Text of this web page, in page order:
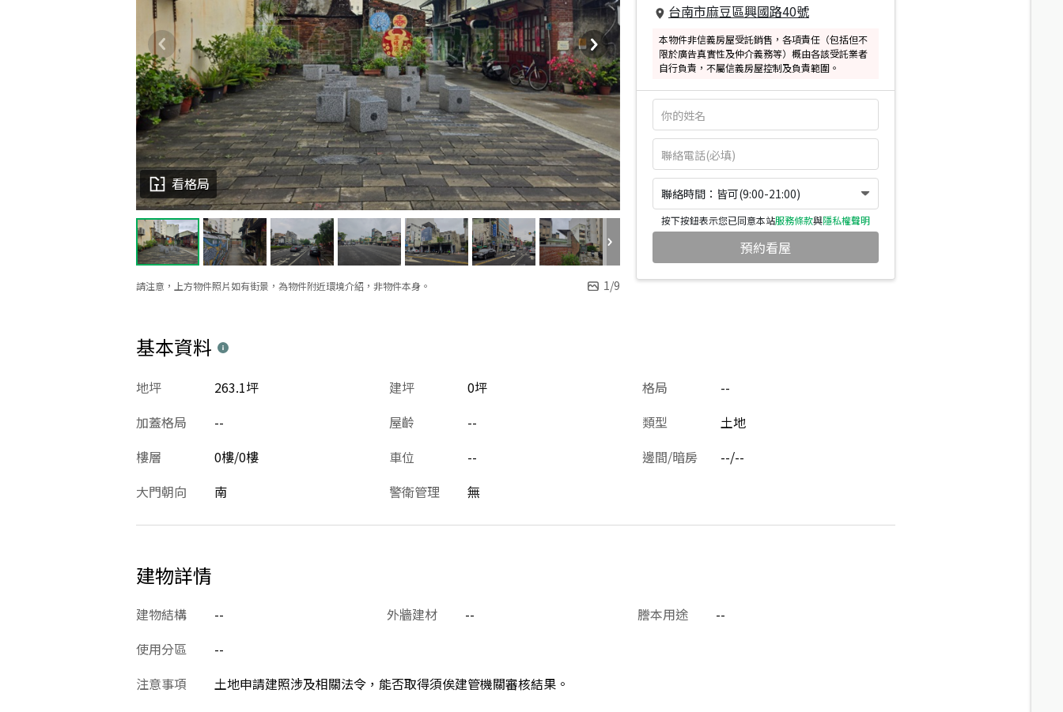
請注意，上方物件照片如有街景，為物件附近環境介紹，非物件本身。 1/9
看格局
台南市麻豆區興國路40號
本物件非信義房屋受託銷售，各項責任（包括但不
限於廣告真實性及仲介義務等）概由各該受託業者
自行負責，不屬信義房屋控制及負責範圍。
聯絡時間：皆可(9:00-21:00)
按下按鈕表示您已同意本站服務條款與隱私權聲明
預約看屋
基本資料
建坪 0坪
地坪 263.1坪 格局
--
加蓋格局
-- 屋齡 -- 類型
土地
樓層
0樓/0樓 車位 -- 邊間/暗房
--/--
大門朝向
南 警衛管理 無
建物詳情
建物結構 -- 外牆建材 -- 謄本用途
--
使用分區
--
注意事項
土地申請建照涉及相關法令，能否取得須俟建管機關審核結果。